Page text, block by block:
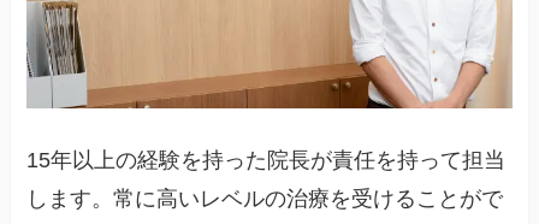
15年以上の経験を持った院長が責任を持って担当
します。常に高いレベルの治療を受けることがで